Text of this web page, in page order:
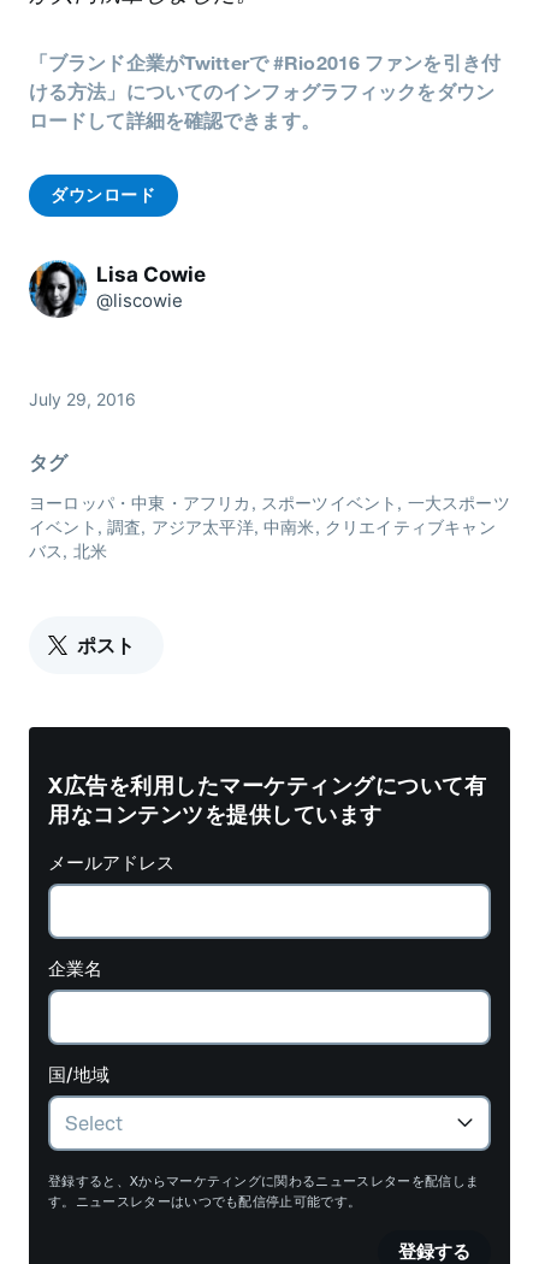
「ブランド企業がTwitterで #Rio2016 ファンを引き付
ける方法」についてのインフォグラフィックをダウン
ロードして詳細を確認できます。
ダウンロード
Lisa Cowie
@liscowie
July 29, 2016
タグ
ヨーロッパ・中東・アフリカ スポーツイベント
一大スポーツ
イベント
調査 アジア太平洋 中南米
クリエイティブキャン
バス
北米
ポスト
X広告を利用したマーケティングについて有
用なコンテンツを提供しています
メールアドレス
企業名
国/地域
登録すると、Xからマーケティングに関わるニュースレターを配信しま
す。ニュースレターはいつでも配信停止可能です。
登録する